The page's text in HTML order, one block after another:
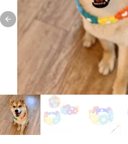
Previous slide